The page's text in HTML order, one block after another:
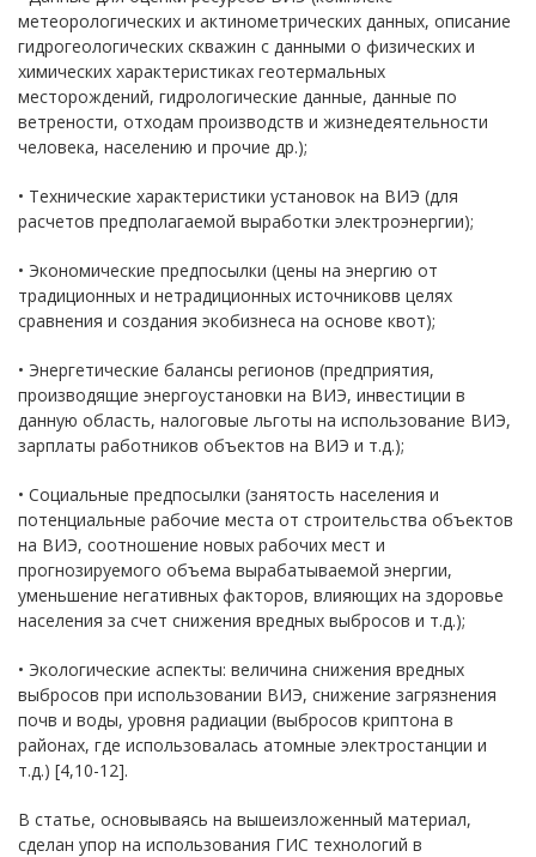
метеорологических и актинометрических данных, описание
гидрогеологических скважин с данными о физических и
химических характеристиках геотермальных
месторождений, гидрологические данные, данные по
ветрености, отходам производств и жизнедеятельности
человека, населению и прочие др.);
• Технические характеристики установок на ВИЭ (для
расчетов предполагаемой выработки электроэнергии);
• Экономические предпосылки (цены на энергию от
традиционных и нетрадиционных источниковв целях
сравнения и создания экобизнеса на основе квот);
• Энергетические балансы регионов (предприятия,
производящие энергоустановки на ВИЭ, инвестиции в
данную область, налоговые льготы на использование ВИЭ,
зарплаты работников объектов на ВИЭ и т.д.);
• Социальные предпосылки (занятость населения и
потенциальные рабочие места от строительства объектов
на ВИЭ, соотношение новых рабочих мест и
прогнозируемого объема вырабатываемой энергии,
уменьшение негативных факторов, влияющих на здоровье
населения за счет снижения вредных выбросов и т.д.);
• Экологические аспекты: величина снижения вредных
выбросов при использовании ВИЭ, снижение загрязнения
почв и воды, уровня радиации (выбросов криптона в
районах, где использовалась атомные электростанции и
т.д.) [4,10-12].
В статье, основываясь на вышеизложенный материал,
сделан упор на использования ГИС технологий в